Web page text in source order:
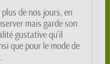
plus de nos jours, en
mais garde son
gustative qu’il
que pour le mode de